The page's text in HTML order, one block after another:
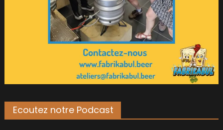
Ecoutez notre Podcast